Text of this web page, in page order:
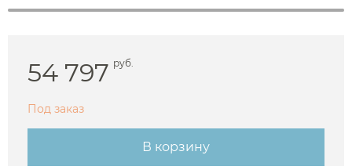
54 797 руб.
Под заказ
В корзину